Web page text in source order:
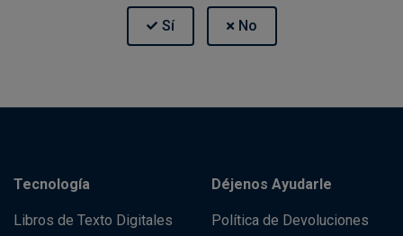
Tecnología
Libros de Texto Digitales
Déjenos Ayudarle
Política de Devoluciones